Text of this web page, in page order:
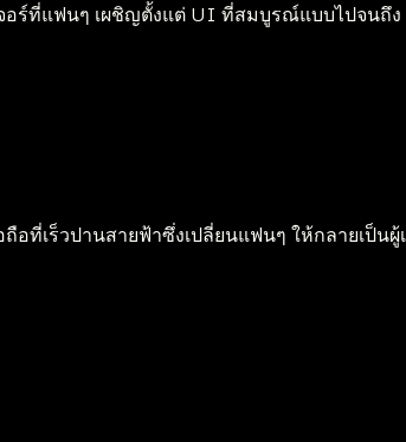
อร์ที่แฟนๆ เผชิญตั้งแต่ UI ที่สมบูรณ์แบบไปจน
ที่เร็วปานสายฟ้าซึ่งเปลี่ยนแฟนๆ ให้กลายเป็น